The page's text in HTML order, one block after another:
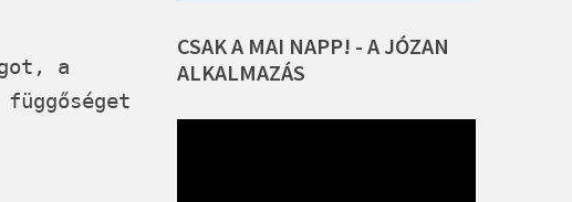
a
CSAKA MAI NAPP! - A JÓZAN
ALKALMAZÁS